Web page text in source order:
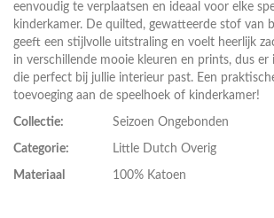
eenvoudig te verplaatsen en ideaal voor elke
kinderkamer. De quilted, gewatteerde stof van
geeft een stijlvolle uitstraling en voelt heerlijk
in verschillende mooie kleuren en prints, dus er
die perfect bij jullie interieur past. Een
toevoeging aan de speelhoek of kinderkamer!
Collectie: Seizoen Ongebonden
Categorie: Little Dutch Overig
Materiaal 100% Katoen